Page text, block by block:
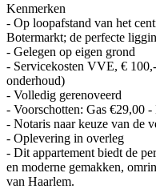
Kenmerken
- Op loopafstand van het
Botermarkt; de perfecte
- Gelegen op eigen grond
- Servicekosten VVE, €
onderhoud)
- Volledig gerenoveerd
- Voorschotten: Gas €29,00
- Notaris naar keuze van de
- Oplevering in overleg
- Dit appartement biedt de
en moderne gemakken,
van Haarlem.